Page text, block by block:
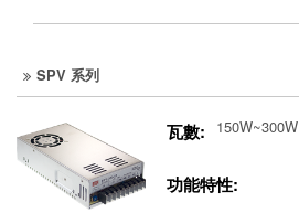
SPV 系列
瓦數: 150W~300W
功能特性: